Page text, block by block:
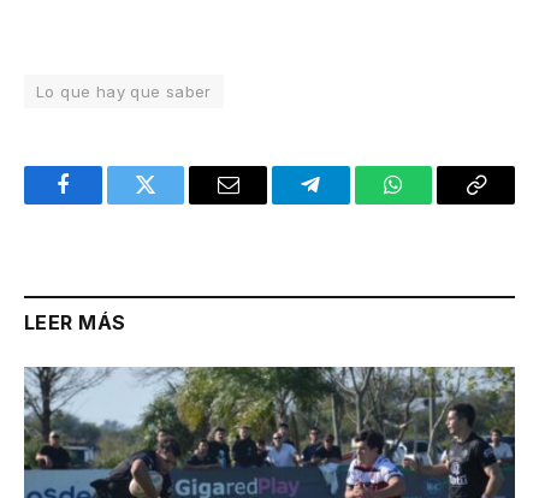
Lo que hay que saber
FacebookTwitter Email TelegramWhatsAppCopy
LEER MÁS